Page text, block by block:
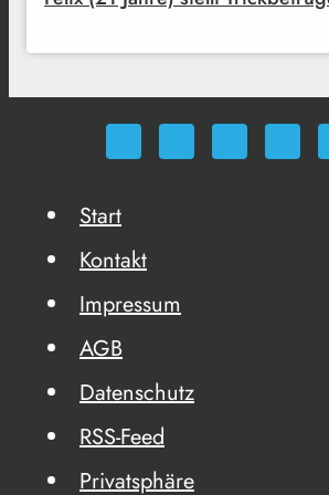
Start
Kontakt
Impressum
AGB
Datenschutz
RSS-Feed
Privatsphäre